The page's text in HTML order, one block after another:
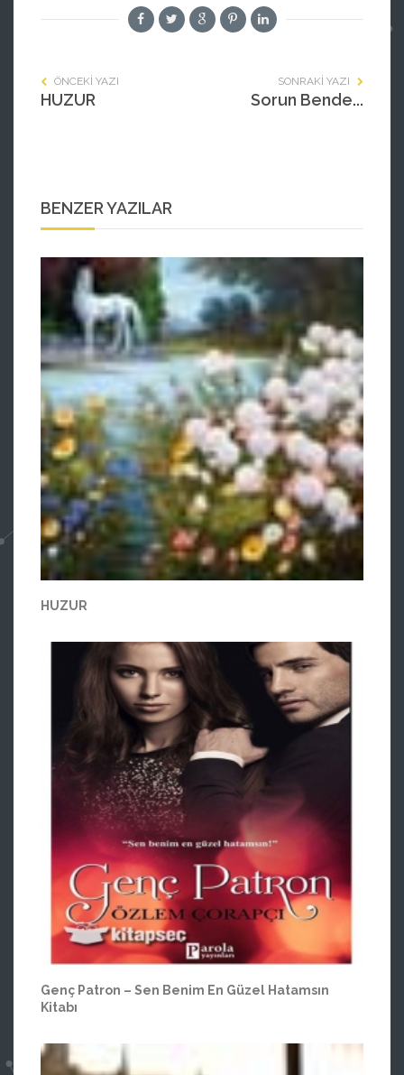
ÖNCEKI YAZI
HUZUR
SONRAKI YAZI
Sorun Bende...
BENZER YAZILAR
HUZUR
Genç Patron – Sen Benim En Güzel Hatamsın
Kitabı